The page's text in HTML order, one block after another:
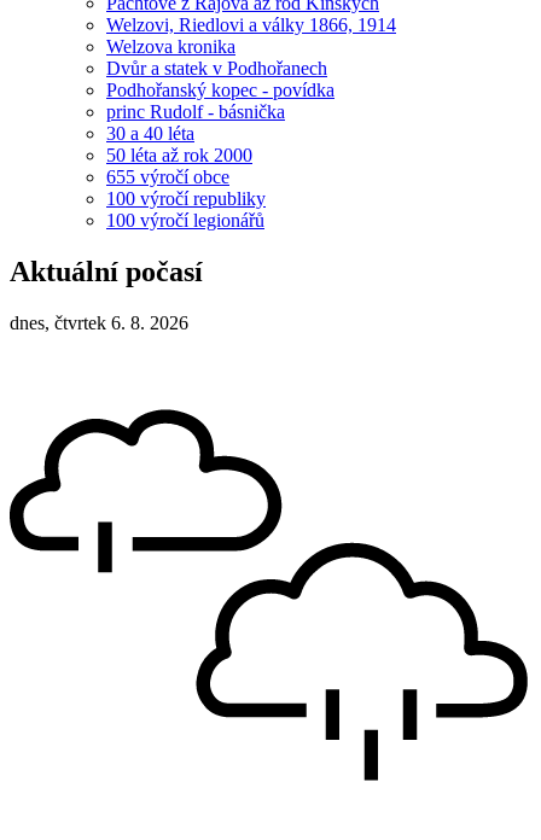
Welzovi, Riedlovi a války 1866, 1914
Welzova kronika
Dvůr a statek v Podhořanech
Podhořanský kopec - povídka
princ Rudolf - básnička
30 a 40 léta
50 léta až rok 2000
655 výročí obce
100 výročí republiky
100 výročí legionářů
Aktuální počasí
dnes, čtvrtek 6. 8. 2026